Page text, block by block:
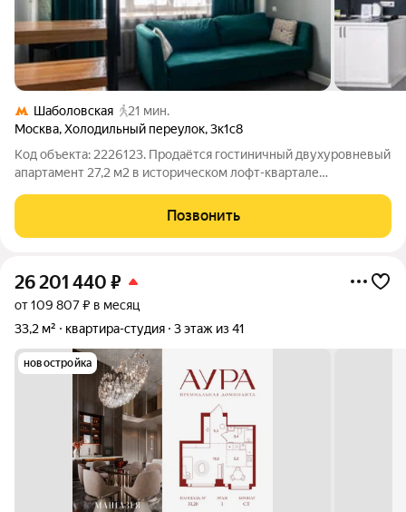
Шаболовская
21 мин.
Москва,Холодильный переулок,3к1с8
Код объекта: 2226123. Продаётся гостиничный двухуровневый
апартамент 27,2 м2 в историческом лофт-квартале
Холодильный переулок, д. 3, корп. 1, стр. 3. О ПОМЕЩЕНИИ
Полностью укомплектованный
Позвонить
26 201 440 ₽
от 109 807 ₽ в месяц
33,2 м²
квартира-студия 3 этаж из 41
новостройка